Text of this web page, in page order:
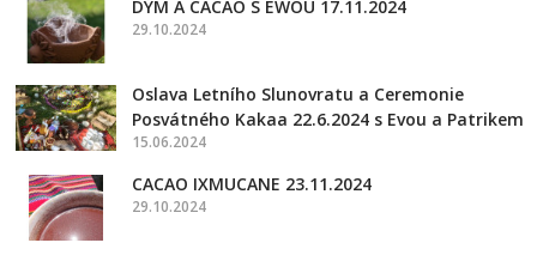
DÝM A CACAO S EWOU 17.11.2024
29.10.2024
Oslava Letního Slunovratu a Ceremonie
Posvátného Kakaa 22.6.2024 s Evou a Patrikem
15.06.2024
CACAO IXMUCANE 23.11.2024
29.10.2024